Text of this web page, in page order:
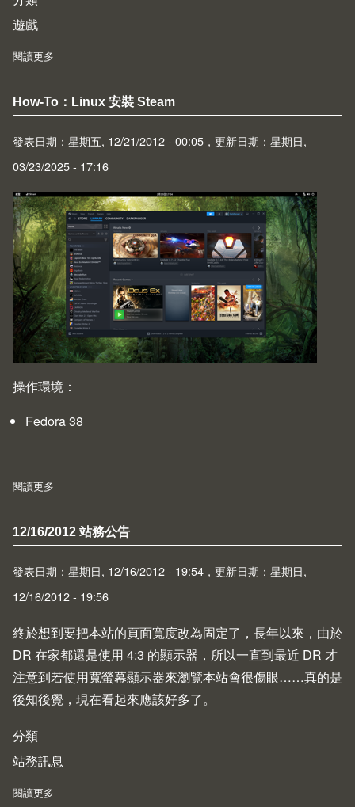
遊戲
閱讀更多
How-To：Linux 安裝 Steam
發表日期：星期五, 12/21/2012 - 00:05，更新日期：星期日,
03/23/2025 - 17:16
操作環境：
Fedora 38
閱讀更多
12/16/2012 站務公告
發表日期：星期日, 12/16/2012 - 19:54，更新日期：星期日,
12/16/2012 - 19:56
終於想到要把本站的頁面寬度改為固定了，長年以來，由於
DR 在家都還是使用 4:3 的顯示器，所以一直到最近 DR 才
注意到若使用寬螢幕顯示器來瀏覽本站會很傷眼……真的是
後知後覺，現在看起來應該好多了。
分類
站務訊息
閱讀更多